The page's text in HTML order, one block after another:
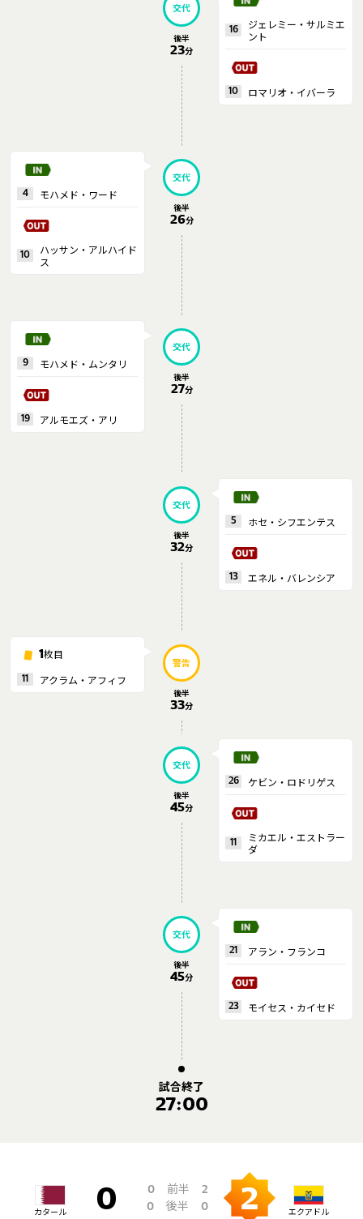
交代
後半
23分
16
ジェレミー・サルミエ
ント
10 ロマリオ・イバーラ
4 モハメド・ワード
10
ハッサン・アルハイド
ス
交代
後半
26分
9 モハメド・ムンタリ
19 アルモエズ・アリ
交代
後半
27分
交代
後半
32分
5 ホセ・シフエンテス
13 エネル・バレンシア
1枚目
11 アクラム・アフィフ
警告
後半
33分
交代
後半
45分
26 ケビン・ロドリゲス
11
ミカエル・エストラー
ダ
交代
後半
45分
21 アラン・フランコ
23 モイセス・カイセド
試合終了
27:00
カタール 0 0 前半
2
0
後半 0 2 エクアドル